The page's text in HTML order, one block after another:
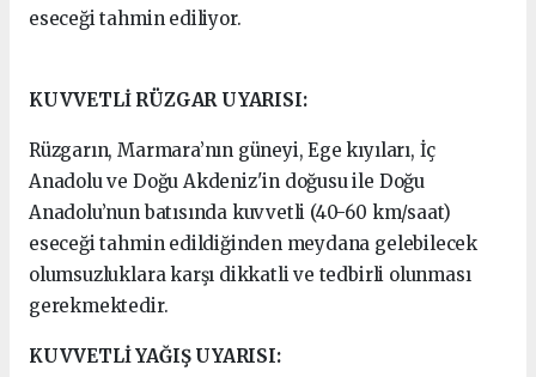
eseceği tahmin ediliyor.
KUVVETLİ RÜZGAR UYARISI:
Rüzgarın, Marmara’nın güneyi, Ege kıyıları, İç
Anadolu ve Doğu Akdeniz'in doğusu ile Doğu
Anadolu’nun batısında kuvvetli (40-60 km/saat)
eseceği tahmin edildiğinden meydana gelebilecek
olumsuzluklara karşı dikkatli ve tedbirli olunması
gerekmektedir.
KUVVETLİ YAĞIŞ UYARISI: